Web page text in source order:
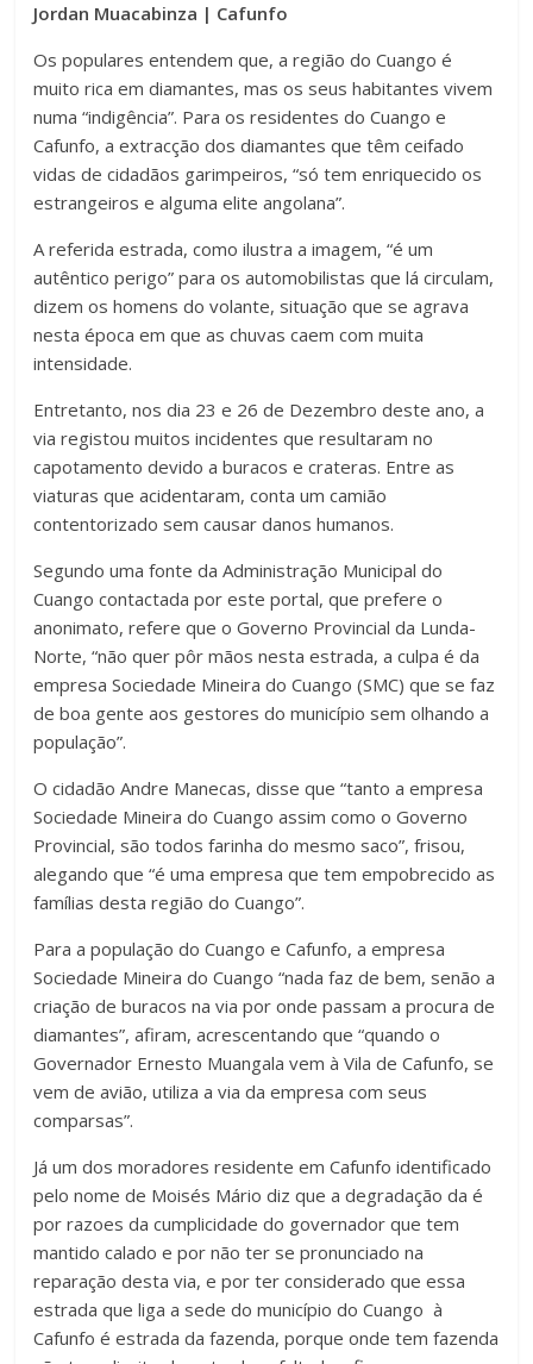
Jordan Muacabinza | Cafunfo
Os populares entendem que, a região do Cuango é
muito rica em diamantes, mas os seus habitantes vivem
numa “indigência”. Para os residentes do Cuango e
Cafunfo, a extracção dos diamantes que têm ceifado
vidas de cidadãos garimpeiros, “só tem enriquecido os
estrangeiros e alguma elite angolana”.
A referida estrada, como ilustra a imagem, “é um
autêntico perigo” para os automobilistas que lá circulam,
dizem os homens do volante, situação que se agrava
nesta época em que as chuvas caem com muita
intensidade.
Entretanto, nos dia 23 e 26 de Dezembro deste ano, a
via registou muitos incidentes que resultaram no
capotamento devido a buracos e crateras. Entre as
viaturas que acidentaram, conta um camião
contentorizado sem causar danos humanos.
Segundo uma fonte da Administração Municipal do
Cuango contactada por este portal, que prefere o
anonimato, refere que o Governo Provincial da Lunda-
Norte, “não quer pôr mãos nesta estrada, a culpa é da
empresa Sociedade Mineira do Cuango (SMC) que se faz
de boa gente aos gestores do município sem olhando a
população”.
O cidadão Andre Manecas, disse que “tanto a empresa
Sociedade Mineira do Cuango assim como o Governo
Provincial, são todos farinha do mesmo saco”, frisou,
alegando que “é uma empresa que tem empobrecido as
famílias desta região do Cuango”.
Para a população do Cuango e Cafunfo, a empresa
Sociedade Mineira do Cuango “nada faz de bem, senão a
criação de buracos na via por onde passam a procura de
diamantes”, afiram, acrescentando que “quando o
Governador Ernesto Muangala vem à Vila de Cafunfo, se
vem de avião, utiliza a via da empresa com seus
comparsas”.
Já um dos moradores residente em Cafunfo identificado
pelo nome de Moisés Mário diz que a degradação da é
por razoes da cumplicidade do governador que tem
mantido calado e por não ter se pronunciado na
reparação desta via, e por ter considerado que essa
estrada que liga a sede do município do Cuango à
Cafunfo é estrada da fazenda, porque onde tem fazenda